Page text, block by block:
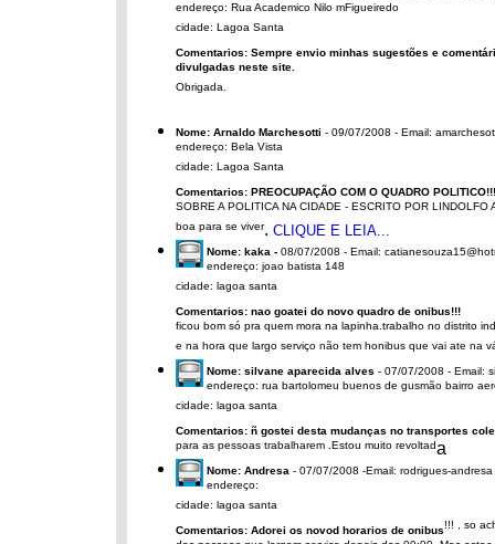
endereço: Rua Academico Nilo mFigueiredo
cidade: Lagoa Santa
Comentarios: Sempre envio minhas sugestões e
divulgadas neste site.
Obrigada.
Nome: Arnaldo Marchesotti - 09/07/2008 - Email:
endereço: Bela Vista
cidade: Lagoa Santa
Comentarios: PREOCUPAÇÃO COM O QUADRO POLITICO!!!
SOBRE A POLITICA NA CIDADE - ESCRITO POR
boa para se viver. CLIQUE E LEIA...
Nome: kaka - 08/07/2008 - Email:
endereço: joao batista 148
cidade: lagoa santa
Comentarios: nao goatei do novo quadro de onibus!!!
ficou bom só pra quem mora na lapinha.trabalho no distrito
e na hora que largo serviço não tem honibus que vai ate na
Nome: silvane aparecida alves - 07/07/2008 - Email:
endereço: rua bartolomeu buenos de gusmão bairro
cidade: lagoa santa
Comentarios: ñ gostei desta mudanças no transportes
para as pessoas trabalharem .Estou muito revoltada
Nome: Andresa - 07/07/2008 -Email: rodrigues-andresa
endereço:
cidade: lagoa santa
Comentarios: Adorei os novod horarios de onibus!!! , so